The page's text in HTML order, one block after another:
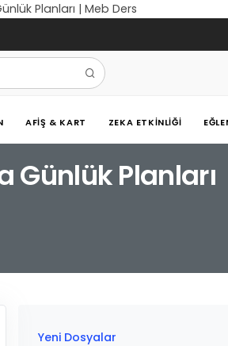
Planları | Meb Ders
AFIŞ & KART ZEKA ETKINLIĞI
Günlük Planları
Yeni Dosyalar